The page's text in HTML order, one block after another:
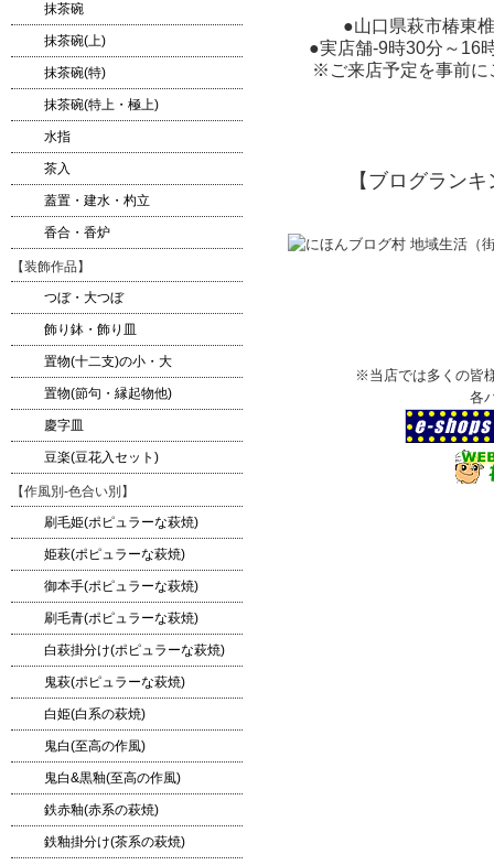
●山口県萩市椿東
●実店舗-9時30分～16
※ご来店予定を事前に
【ブログラン
※当店では多くの皆
各
抹茶碗
抹茶碗(上)
抹茶碗(特)
抹茶碗(特上・極上)
水指
茶入
蓋置・建水・杓立
香合・香炉
【装飾作品】
つぼ・大つぼ
飾り鉢・飾り皿
置物(十二支)の小・大
置物(節句・縁起物他)
慶字皿
豆楽(豆花入セット)
【作風別-色合い別】
刷毛姫(ポピュラーな萩焼)
姫萩(ポピュラーな萩焼)
御本手(ポピュラーな萩焼)
刷毛青(ポピュラーな萩焼)
白萩掛分け(ポピュラーな萩焼)
鬼萩(ポピュラーな萩焼)
白姫(白系の萩焼)
鬼白(至高の作風)
鬼白&黒釉(至高の作風)
鉄赤釉(赤系の萩焼)
鉄釉掛分け(茶系の萩焼)